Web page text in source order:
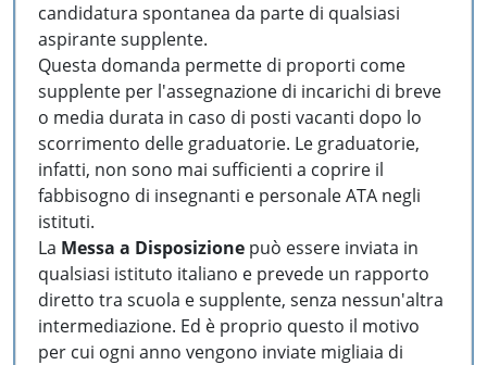
candidatura spontanea da parte di qualsiasi
aspirante supplente.
Questa domanda permette di proporti come
supplente per l'assegnazione di incarichi di breve
o media durata in caso di posti vacanti dopo lo
scorrimento delle graduatorie. Le graduatorie,
infatti, non sono mai sufficienti a coprire il
fabbisogno di insegnanti e personale ATA negli
istituti.
La Messa a Disposizione può essere inviata in
qualsiasi istituto italiano e prevede un rapporto
diretto tra scuola e supplente, senza nessun'altra
intermediazione. Ed è proprio questo il motivo
per cui ogni anno vengono inviate migliaia di